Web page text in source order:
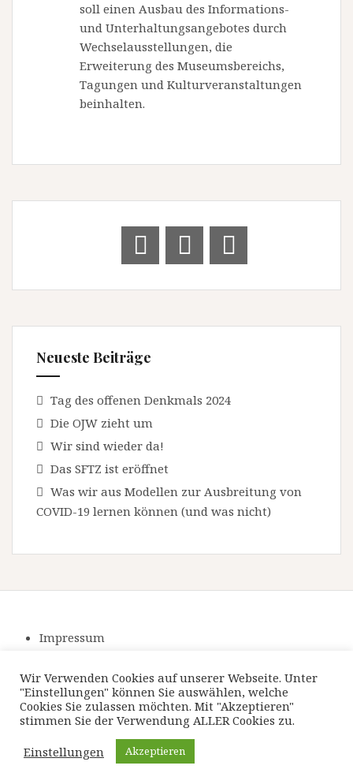
soll einen Ausbau des Informations-
und Unterhaltungsangebotes durch
Wechselausstellungen, die
Erweiterung des Museumsbereichs,
Tagungen und Kulturveranstaltungen
beinhalten.
Neueste Beiträge
Tag des offenen Denkmals 2024
Die OJW zieht um
Wir sind wieder da!
Das SFTZ ist eröffnet
Was wir aus Modellen zur Ausbreitung von
COVID-19 lernen können (und was nicht)
Impressum
Powerd by WordPress|Theme:
Wir Verwenden Cookies auf unserer Webseite. Unter
"Einstellungen" können Sie auswählen, welche
Cookies Sie zulassen möchten. Mit "Akzeptieren"
stimmen Sie der Verwendung ALLER Cookies zu.
Einstellungen
Akzeptieren